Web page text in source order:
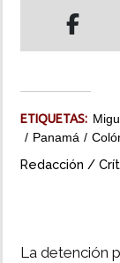
MULTIMEDIA
ETIQUETAS:
Panamá
Redacción /
La detención